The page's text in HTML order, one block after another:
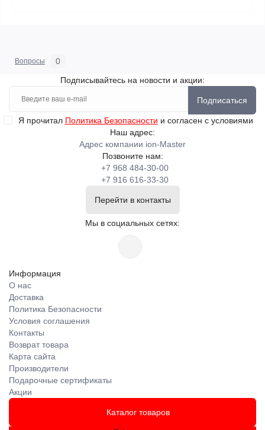
Вопросы
0
Подписывайтесь на новости и акции:
Подписаться
Я прочитал Политика Безопасности и согласен с условиями
Наш адрес:
Адрес компании ion-Master
Позвоните нам:
+7 968 484-30-00
+7 916 616-33-30
Перейти в контакты
Мы в социальных сетях:
Информация
О нас
Доставка
Политика Безопасности
Условия соглашения
Контакты
Возврат товара
Карта сайта
Производители
Подарочные сертификаты
Акции
Каталог товаров